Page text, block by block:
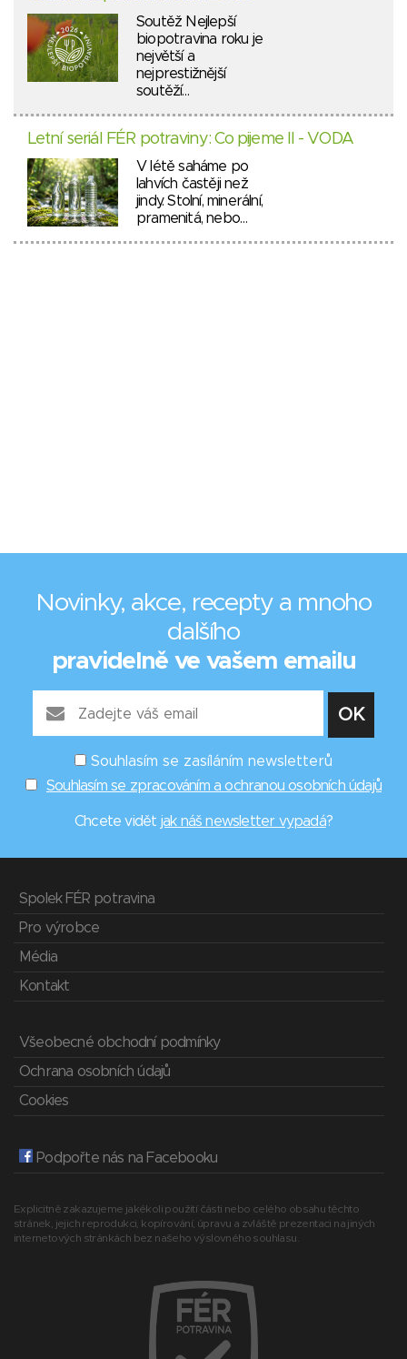
Soutěž Nejlepší
biopotravina roku je
největší a
nejprestižnější
soutěží…
Letní seriál FÉR potraviny: Co pijeme II - VODA
V létě saháme po
lahvích častěji než
jindy. Stolní, minerální,
pramenitá, nebo…
Novinky, akce, recepty a mnoho
dalšího
pravidelně ve vašem emailu
Souhlasím se zasíláním newsletterů
Souhlasím se zpracováním a ochranou osobních údajů
Chcete vidět jak náš newsletter vypadá?
Spolek FÉR potravina
Pro výrobce
Média
Kontakt
Všeobecné obchodní podmínky
Ochrana osobních údajů
Cookies
Podpořte nás na Facebooku
Explicitně zakazujeme jakékoli použití části nebo celého obsahu těchto
stránek, jejich reprodukci, kopírování, úpravu a zvláště prezentaci na jiných
internetových stránkách bez našeho výslovného souhlasu.